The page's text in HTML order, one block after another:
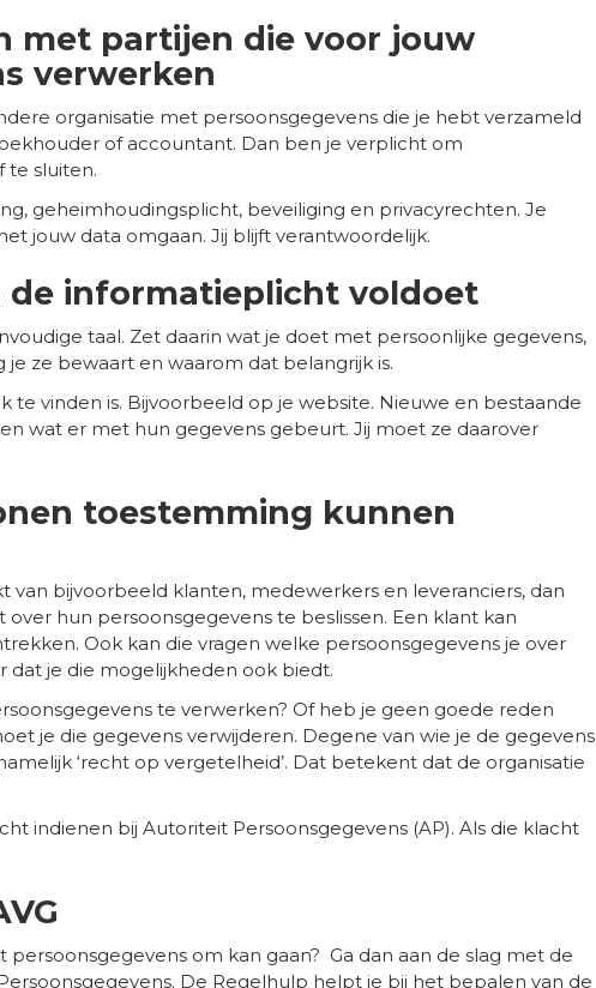
met partijen die voor jouw
verwerken
organisatie met persoonsgegevens die je hebt verzameld
of accountant. Dan ben je verplicht om
te sluiten.
geheimhoudingsplicht, beveiliging en privacyrechten. Je
jouw data omgaan. Jij blijft verantwoordelijk.
de informatieplicht voldoet
taal. Zet daarin wat je doet met persoonlijke gegevens,
ze bewaart en waarom dat belangrijk is.
te vinden is. Bijvoorbeeld op je website. Nieuwe en bestaande
wat er met hun gegevens gebeurt. Jij moet ze daarover
toestemming kunnen
van bijvoorbeeld klanten, medewerkers en leveranciers, dan
hun persoonsgegevens te beslissen. Een klant kan
Ook kan die vragen welke persoonsgegevens je over
dat je die mogelijkheden ook biedt.
te verwerken? Of heb je geen goede reden
je die gegevens verwijderen. Degene van wie je de gegevens
‘recht op vergetelheid’. Dat betekent dat de organisatie
indienen bij Autoriteit Persoonsgegevens (AP). Als die klacht
om kan gaan? Ga dan aan de slag met de
De Regelhulp helpt je bij het bepalen van de